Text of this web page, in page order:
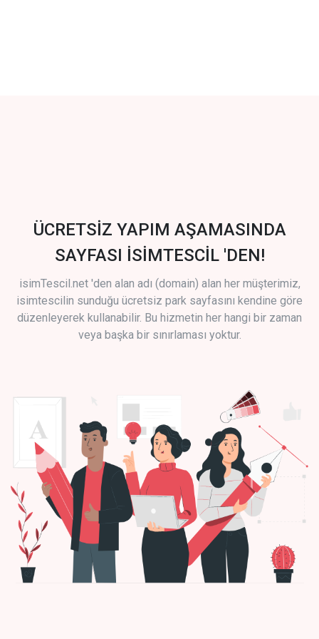
ÜCRETSİZ YAPIM AŞAMASINDA
SAYFASI İSİMTESCİL 'DEN!
isimTescil.net 'den alan adı (domain) alan her müşterimiz,
isimtescilin sunduğu ücretsiz park sayfasını kendine göre
düzenleyerek kullanabilir. Bu hizmetin her hangi bir zaman
veya başka bir sınırlaması yoktur.